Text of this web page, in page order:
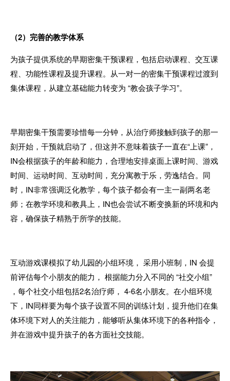
（2）完善的教学体系
为孩子提供系统的早期密集干预课程，包括启动课程、交互课
程、功能性课程及提升课程。从一对一的密集干预课程过渡到
集体课程，从建立基础能力转变为 “教会孩子学习”。
早期密集干预需要珍惜每一分钟，从治疗师接触到孩子的那一
刻开始，干预就启动了，但这并不意味着孩子一直在“上课” ，
IN会根据孩子的年龄和能力，合理地安排桌面上课时间、游戏
时间、运动时间、互动时间，充分寓教于乐，劳逸结合。同
时， IN非常强调泛化教学，每个孩子都会有一主一副两名老
师；在教学环境和教具上， IN也会尝试不断变换新的环境和内
容，确保孩子精熟于所学的技能。
互动游戏课模拟了幼儿园的小组环境， 采用小班制， IN 会提
前评估每个小朋友的能力， 根据能力分入不同的 “社交小组”
，每个社交小组包括2名治疗师， 4-6名小朋友。在小组环境
下， IN同样要为每个孩子设置不同的训练计划，提升他们在集
体环境下对人的关注能力，能够听从集体环境下的各种指令，
并在游戏中提升孩子的各方面社交技能。